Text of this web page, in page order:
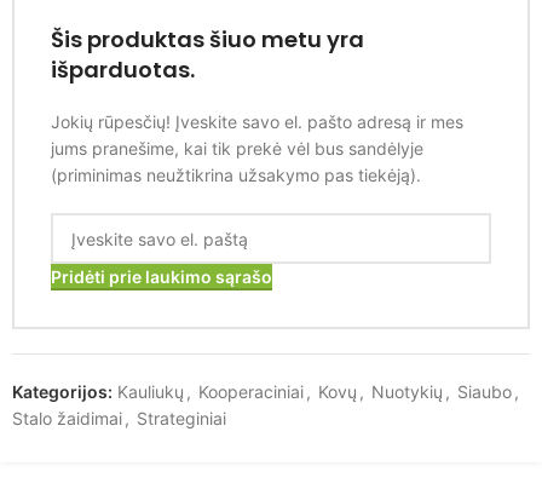
Šis produktas šiuo metu yra
išparduotas.
Jokių rūpesčių! Įveskite savo el. pašto adresą ir mes
jums pranešime, kai tik prekė vėl bus sandėlyje
(priminimas neužtikrina užsakymo pas tiekėją).
Pridėti prie laukimo sąrašo
Kategorijos: Kauliukų , Kooperaciniai, Kovų , Nuotykių , Siaubo,
Stalo žaidimai, Strateginiai